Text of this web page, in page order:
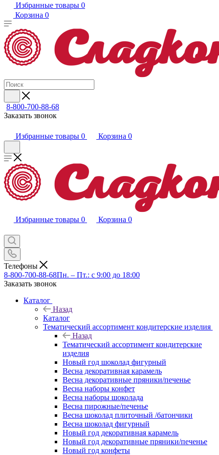
Избранные товары 0
Корзина 0
8-800-700-88-68
Заказать звонок
Избранные товары 0 Корзина 0
Избранные товары 0 Корзина 0
Телефоны
8-800-700-88-68Пн. – Пт.: с 9:00 до 18:00
Заказать звонок
Каталог
Назад
Каталог
Тематический ассортимент кондитерские изделия
Назад
Тематический ассортимент кондитерские
изделия
Новый год шоколад фигурный
Весна декоративная карамель
Весна декоративные пряники/печенье
Весна наборы конфет
Весна наборы шоколада
Весна пирожные/печенье
Весна шоколад плиточный /батончики
Весна шоколад фигурный
Новый год декоративная карамель
Новый год декоративные пряники/печенье
Новый год конфеты